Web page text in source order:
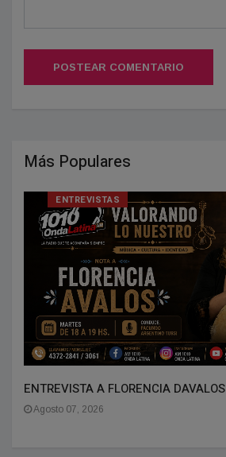
POSTEAR COMENTARIO
Más Populares
ENTREVISTAS
ENTREVISTA A FLORENCIA DAVALOS
Agosto 07, 2026